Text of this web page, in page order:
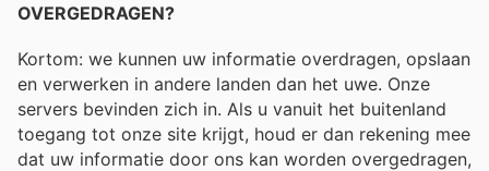
OVERGEDRAGEN?
Kortom: we kunnen uw informatie overdragen, opslaan
en verwerken in andere landen dan het uwe. Onze
servers bevinden zich in. Als u vanuit het buitenland
toegang tot onze site krijgt, houd er dan rekening mee
dat uw informatie door ons kan worden overgedragen,